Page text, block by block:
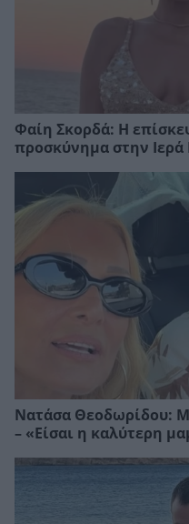
Φαίη Σκορδά: Η
προσκύνημα στην
Νατάσα Θεοδωρίδου:
– «Είσαι η καλύτερη